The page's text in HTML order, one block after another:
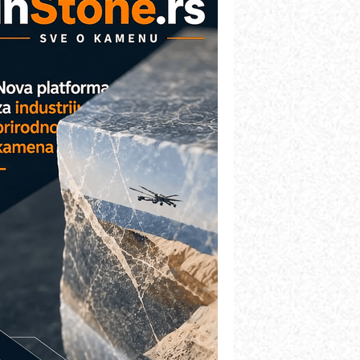
različitih oblika